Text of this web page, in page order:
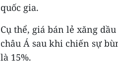
quốc gia.
Cụ thể, giá bán lẻ xăng
châu Á sau khi chiến sự
là 15%.